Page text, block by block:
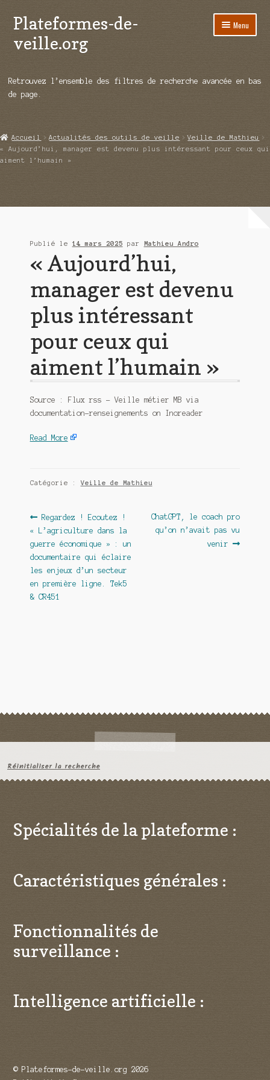
Aller
à
la
Aller
au
contenu
Plateformes-de-
veille.org
Menu
Répertoire d’ouitils
Démos vidéos
Ouvrir
Qui sommes-nous ?
Retrouvez l’ensemble des filtres de recherche avancée en bas
de page.
Accueil Actualités des outils de veille
Veille de Mathieu
« Aujourd’hui, manager est devenu plus intéressant pour ceux qui
aiment l’humain »
Publié le 14 mars 2025 par Mathieu Andro
« Aujourd’hui,
manager est devenu
plus intéressant
pour ceux qui
aiment l’humain »
Source : Flux rss – Veille métier MB via
documentation-renseignements on Inoreader
Read More
Catégorie :Veille de Mathieu
Navigation
de
l’article
Article
précédent :
Regardez ! Ecoutez !
« L’agriculture dans la
guerre économique » : un
documentaire qui éclaire
les enjeux d’un secteur
en première ligne. Tek5
& CR451
Article
suivant :
ChatGPT, le coach pro
qu’on n’avait pas vu
venir
Réinitialiser la recherche
Spécialités de la plateforme :
Caractéristiques générales :
Fonctionnalités de
surveillance :
Intelligence artificielle :
© Plateformes-de-veille.org 2026